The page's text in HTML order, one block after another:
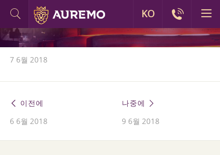
7 6월 2018
이전에
6 6월 2018
나중에
9 6월 2018
KO